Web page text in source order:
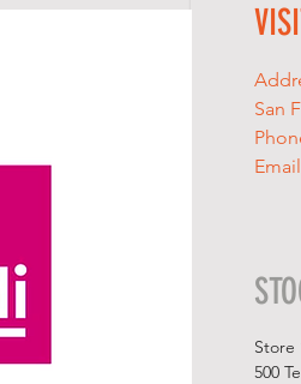
San
Store
500